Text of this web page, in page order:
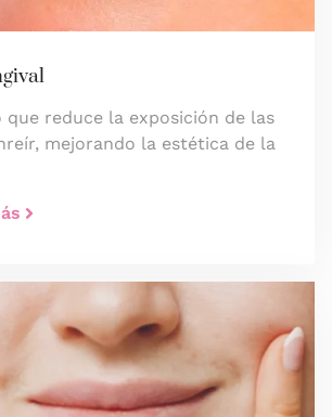
reduce la exposición de las
mejorando la estética de la